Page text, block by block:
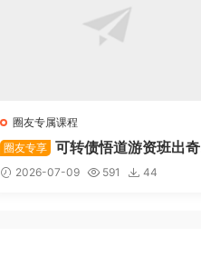
圈友专属课程
圈友专享
可转债悟道游资班出奇
系列悟道系列守正系列课程-卓妍
2026-07-09 591 44